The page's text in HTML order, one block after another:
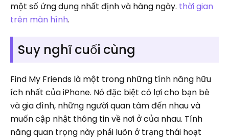
một số ứng dụng nhất định và hàng ngày. thời gian
trên màn hình.
Suy nghĩ cuối cùng
Find My Friends là một trong những tính năng hữu
ích nhất của iPhone. Nó đặc biệt có lợi cho bạn bè
và gia đình, những người quan tâm đến nhau và
muốn cập nhật thông tin về nơi ở của nhau. Tính
năng quan trọng này phải luôn ở trạng thái hoạt